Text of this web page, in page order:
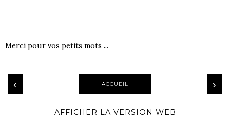
Merci pour vos petits mots ...
‹ ›
ACCUEIL
AFFICHER LA VERSION WEB